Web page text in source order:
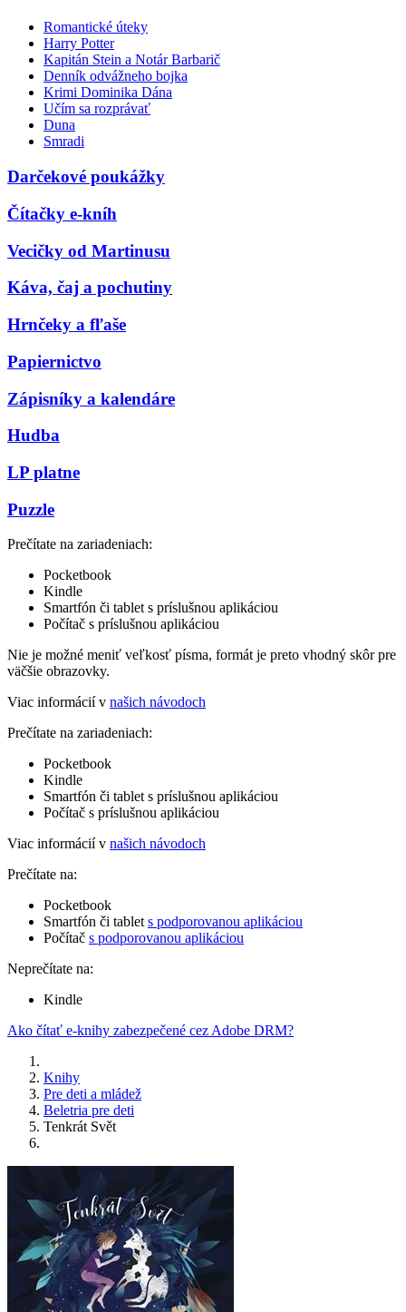
Romantické úteky
Harry Potter
Kapitán Stein a Notár Barbarič
Denník odvážneho bojka
Krimi Dominika Dána
Učím sa rozprávať
Duna
Smradi
Darčekové poukážky
Čítačky e-kníh
Vecičky od Martinusu
Káva, čaj a pochutiny
Hrnčeky a fľaše
Papiernictvo
Zápisníky a kalendáre
Hudba
LP platne
Puzzle
Prečítate na zariadeniach:
Pocketbook
Kindle
Smartfón či tablet s príslušnou aplikáciou
Počítač s príslušnou aplikáciou
Nie je možné meniť veľkosť písma, formát je preto vhodný skôr pre
väčšie obrazovky.
Viac informácií v našich návodoch
Prečítate na zariadeniach:
Pocketbook
Kindle
Smartfón či tablet s príslušnou aplikáciou
Počítač s príslušnou aplikáciou
Viac informácií v našich návodoch
Prečítate na:
Pocketbook
Smartfón či tablet s podporovanou aplikáciou
Počítač s podporovanou aplikáciou
Neprečítate na:
Kindle
Ako čítať e-knihy zabezpečené cez Adobe DRM?
Knihy
Pre deti a mládež
Beletria pre deti
Tenkrát Svět